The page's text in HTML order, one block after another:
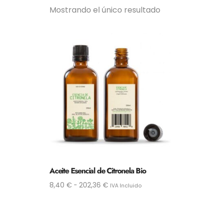
Mostrando el único resultado
Aceite Esencial de Citronela Bio
8,40 € - 202,36 € IVA Incluido